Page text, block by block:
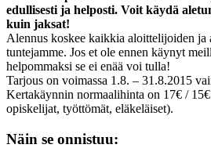
edullisesti ja helposti. Voit käydä
kuin jaksat!
Alennus koskee kaikkia aloittelijoiden ja
tuntejamme. Jos et ole ennen käynyt
helpommaksi se ei enää voi tulla!
Tarjous on voimassa 1.8. – 31.8.2015
Kertakäynnin normaalihinta on 17€ /
opiskelijat, työttömät, eläkeläiset).
Näin se onnistuu: